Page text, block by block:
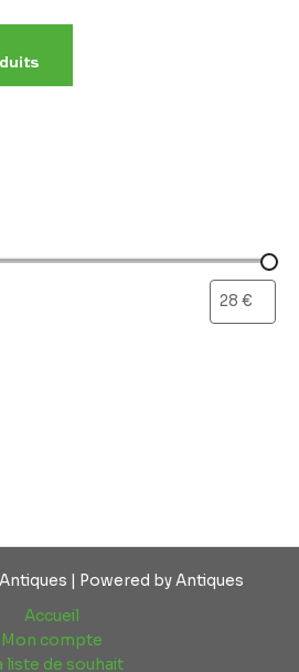
| Powered by Antiques
Accueil
Mon compte
liste de souhait